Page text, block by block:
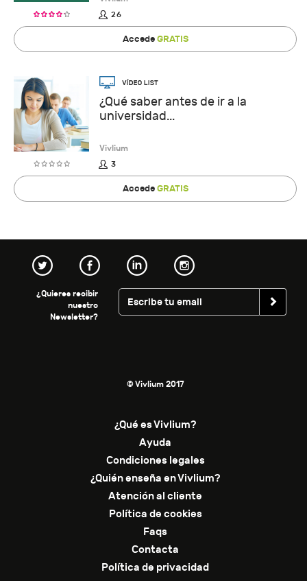
26
AccedeGRATIS
¿Qué saber antes de ir a la
universidad...
Vivlium
3
AccedeGRATIS
¿Quieres recibir
nuestro
Newsletter?
© Vivlium 2017
¿Qué es Vivlium?
Ayuda
Condiciones legales
¿Quién enseña en Vivlium?
Atención al cliente
Política de cookies
Faqs
Contacta
Política de privacidad